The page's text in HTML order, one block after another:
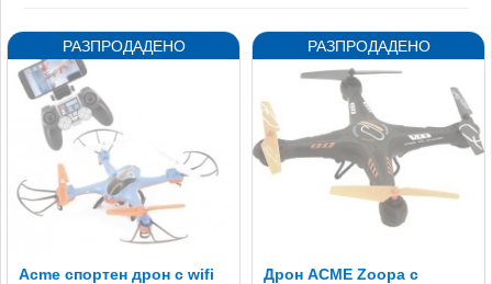
Acme спортен дрон с wifi
Дрон ACME Zoopa с